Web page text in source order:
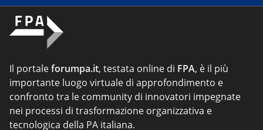
Il portaleforumpa.it, testata online di FPA, è il più
importante luogo virtuale di approfondimento e
confronto tra le community di innovatori impegnate
nei processi di trasformazione organizzativa e
tecnologica della PA italiana.